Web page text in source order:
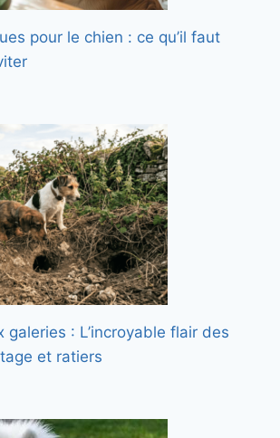
pour le chien : ce qu’il faut
galeries : L’incroyable flair des
et ratiers